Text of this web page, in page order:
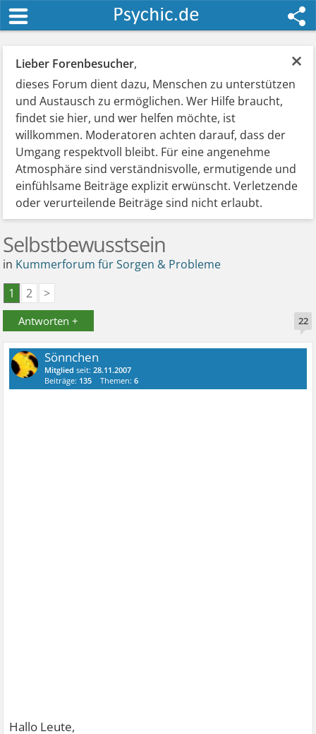
×
Lieber Forenbesucher,
dieses Forum dient dazu, Menschen zu unterstützen
und Austausch zu ermöglichen. Wer Hilfe braucht,
findet sie hier, und wer helfen möchte, ist
willkommen. Moderatoren achten darauf, dass der
Umgang respektvoll bleibt. Für eine angenehme
Atmosphäre sind verständnisvolle, ermutigende und
einfühlsame Beiträge explizit erwünscht. Verletzende
oder verurteilende Beiträge sind nicht erlaubt.
Selbstbewusstsein
in Kummerforum für Sorgen & Probleme
1
2 >
Antworten + 22
Sönnchen
Mitglied seit:28.11.2007
Beiträge: 135 Themen:6
Hallo Leute,